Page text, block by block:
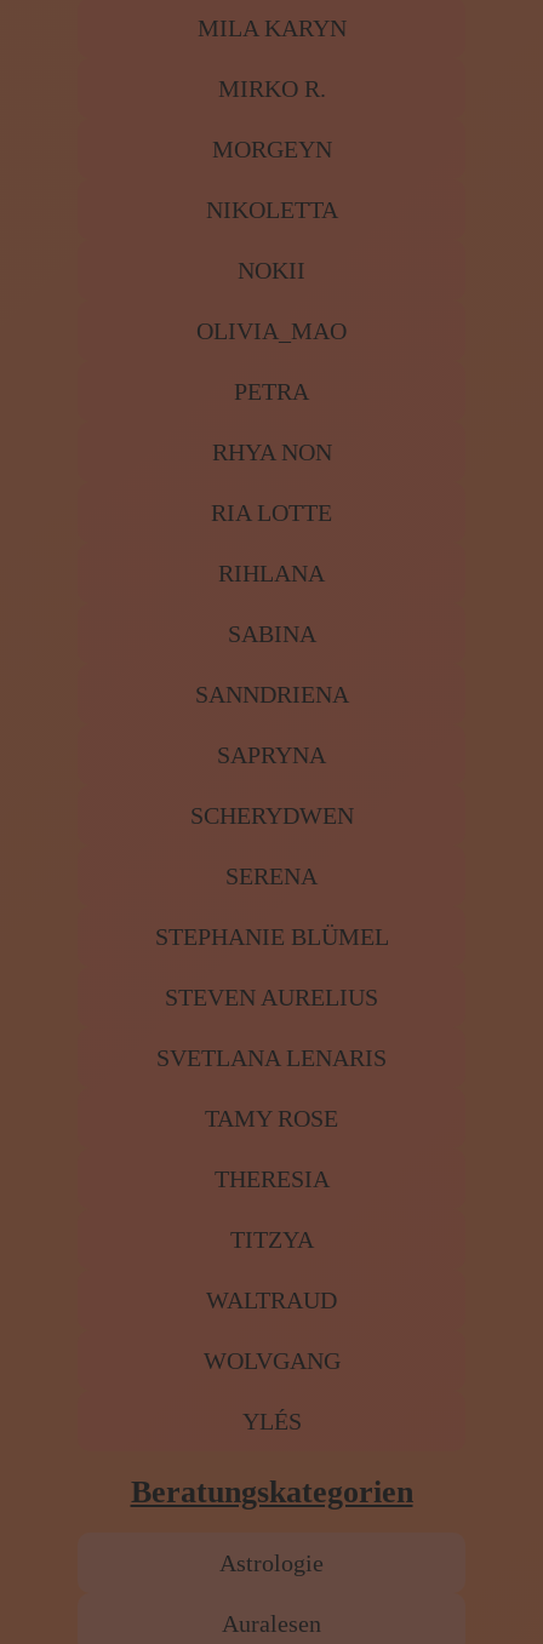
MILA KARYN
MIRKO R.
MORGEYN
NIKOLETTA
NOKII
OLIVIA_MAO
PETRA
RHYA NON
RIA LOTTE
RIHLANA
SABINA
SANNDRIENA
SAPRYNA
SCHERYDWEN
SERENA
STEPHANIE BLÜMEL
STEVEN AURELIUS
SVETLANA LENARIS
TAMY ROSE
THERESIA
TITZYA
WALTRAUD
WOLVGANG
YLÉS
Beratungskategorien
Astrologie
Auralesen